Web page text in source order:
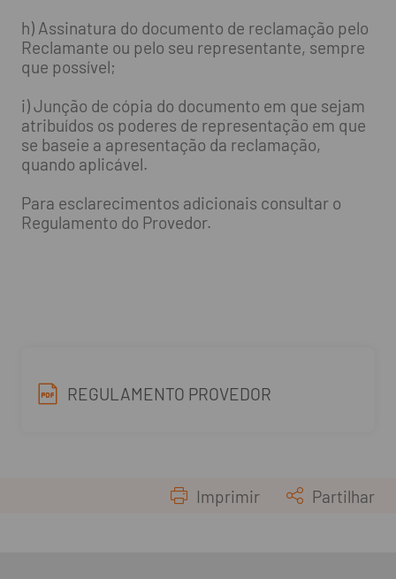
h) Assinatura do documento de reclamação pelo
Reclamante ou pelo seu representante, sempre
que possível;
i) Junção de cópia do documento em que sejam
atribuídos os poderes de representação em que
se baseie a apresentação da reclamação,
quando aplicável.
Para esclarecimentos adicionais consultar o
Regulamento do Provedor.
REGULAMENTO PROVEDOR
Imprimir Partilhar